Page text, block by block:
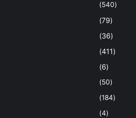
(540)
(79)
(36)
(411)
(6)
(50)
(184)
(4)